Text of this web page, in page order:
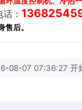
：
后。
08-07 07:36:27 开